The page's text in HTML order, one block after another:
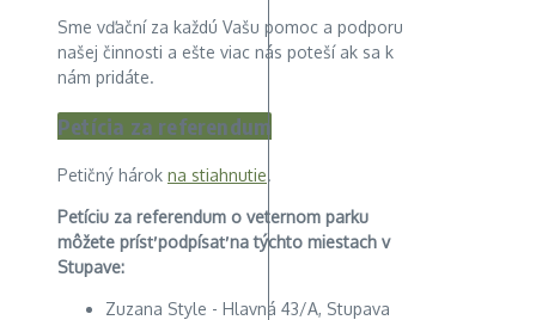
Sme vďační za každú Vašu pomoc a podporu
našej činnosti a ešte viac nás poteší ak sa k
nám pridáte.
Petícia za referendum
Petičný hárok na stiahnutie.
Petíciu za referendum o veternom parku
môžete prísť podpísať na týchto miestach v
Stupave:
Zuzana Style - Hlavná 43/A, Stupava